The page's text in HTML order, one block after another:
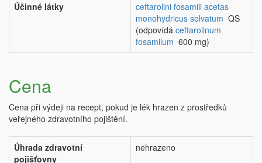
Účinné látky
ceftarolini fosamili acetas
monohydricus solvatum QS
(odpovídá ceftarolinum
fosamilum 600 mg)
Cena
Cena při výdeji na recept, pokud je lék hrazen z prostředků
veřejného zdravotního pojištění.
Úhrada zdravotní
pojišťovny
nehrazeno